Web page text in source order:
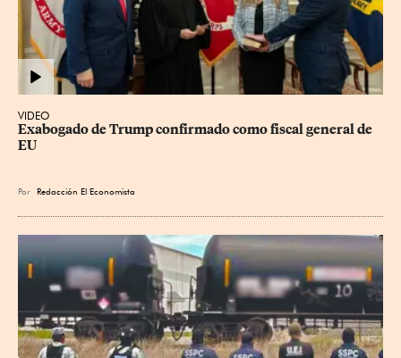
VIDEO
Exabogado de Trump confirmado como fiscal general de
EU
Por Redacción El Economista